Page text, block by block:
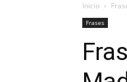
Inicio
Frases